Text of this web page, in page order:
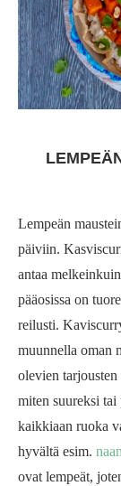
Lempeän
päiviin.
antaa
pääosissa on
reilusti.
muunnella oman
olevien tarjousten
miten suureksi
kaikkiaan ruoka
hyvältä esim.
ovat lempeät,